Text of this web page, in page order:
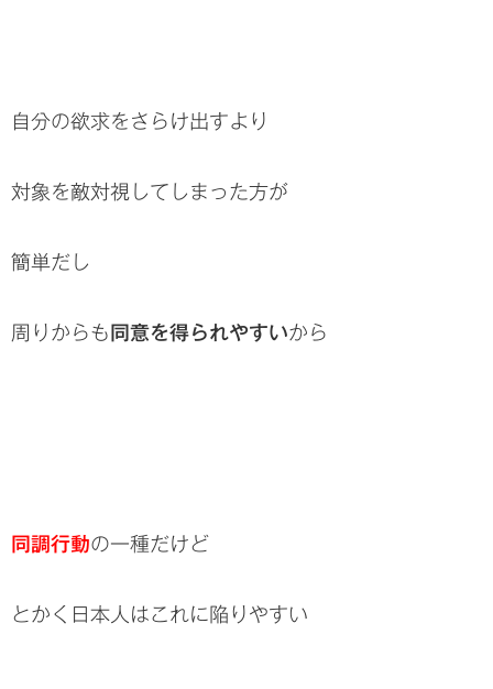
自分の欲求をさらけ出すより
対象を敵対視してしまった方が
簡単だし
周りからも 同意を得られやすいから
同調行動の一種だけど
とかく日本人はこれに陥りやすい